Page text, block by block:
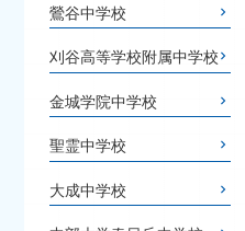
鶯谷中学校
刈谷高等学校附属中学校
金城学院中学校
聖霊中学校
大成中学校